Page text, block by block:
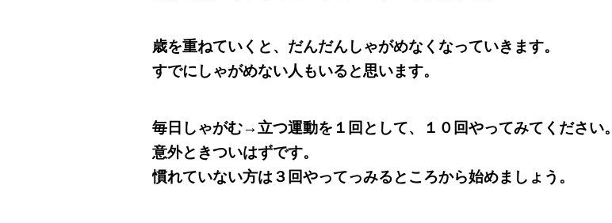
歳を重ねていくと、だんだんしゃがめなくなっていきます。
すでにしゃがめない人もいると思います。
毎日しゃがむ→立つ運動を１回として、１０回やってみてください。
意外ときついはずです。
慣れていない方は３回やってっみるところから始めましょう。